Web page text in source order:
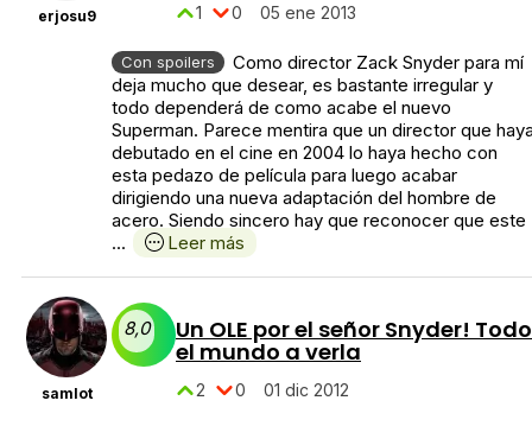
erjosu9 1 0 05 ene 2013
Con spoilers
Como director Zack Snyder para mí
deja mucho que desear, es bastante irregular y
todo dependerá de como acabe el nuevo
Superman. Parece mentira que un director que
debutado en el cine en 2004 lo haya hecho con
esta pedazo de película para luego acabar
dirigiendo una nueva adaptación del hombre de
acero. Siendo sincero hay que reconocer que este
...
Leer más
samlot
8,0 Un OLE por el señor Snyder! Todo
el mundo a verla
2 0 01 dic 2012